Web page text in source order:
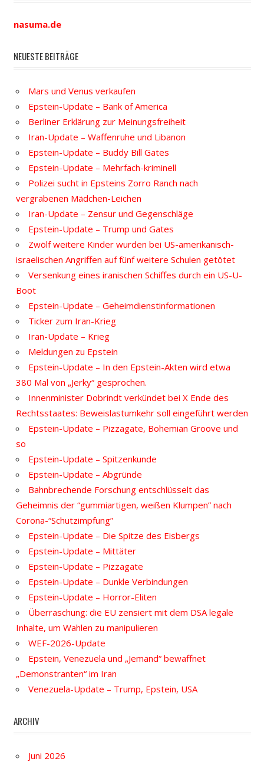
nasuma.de
NEUESTE BEITRÄGE
Mars und Venus verkaufen
Epstein-Update – Bank of America
Berliner Erklärung zur Meinungsfreiheit
Iran-Update – Waffenruhe und Libanon
Epstein-Update – Buddy Bill Gates
Epstein-Update – Mehrfach-kriminell
Polizei sucht in Epsteins Zorro Ranch nach
vergrabenen Mädchen-Leichen
Iran-Update – Zensur und Gegenschläge
Epstein-Update – Trump und Gates
Zwölf weitere Kinder wurden bei US-amerikanisch-
israelischen Angriffen auf fünf weitere Schulen getötet
Versenkung eines iranischen Schiffes durch ein US-U-
Boot
Epstein-Update – Geheimdienstinformationen
Ticker zum Iran-Krieg
Iran-Update – Krieg
Meldungen zu Epstein
Epstein-Update – In den Epstein-Akten wird etwa
380 Mal von „Jerky“ gesprochen.
Innenminister Dobrindt verkündet bei X Ende des
Rechtsstaates: Beweislastumkehr soll eingeführt werden
Epstein-Update – Pizzagate, Bohemian Groove und
so
Epstein-Update – Spitzenkunde
Epstein-Update – Abgründe
Bahnbrechende Forschung entschlüsselt das
Geheimnis der “gummiartigen, weißen Klumpen” nach
Corona-“Schutzimpfung”
Epstein-Update – Die Spitze des Eisbergs
Epstein-Update – Mittäter
Epstein-Update – Pizzagate
Epstein-Update – Dunkle Verbindungen
Epstein-Update – Horror-Eliten
Überraschung: die EU zensiert mit dem DSA legale
Inhalte, um Wahlen zu manipulieren
WEF-2026-Update
Epstein, Venezuela und „Jemand“ bewaffnet
„Demonstranten“ im Iran
Venezuela-Update – Trump, Epstein, USA
ARCHIV
Juni 2026